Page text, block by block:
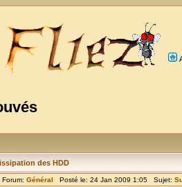
des HDD
Forum: Général Posté le: 24 Jan 2009 1:05 Sujet: